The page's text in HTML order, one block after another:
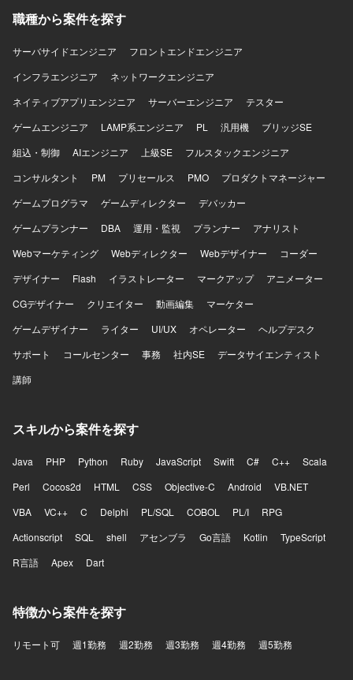
職種から案件を探す
サーバサイドエンジニア
フロントエンドエンジニア
インフラエンジニア
ネットワークエンジニア
ネイティブアプリエンジニア
サーバーエンジニア
テスター
ゲームエンジニア
LAMP系エンジニア PL 汎用機
ブリッジSE
組込・制御
AIエンジニア 上級SE
フルスタックエンジニア
コンサルタント
PM プリセールス PMO
プロダクトマネージャー
ゲームプログラマ
ゲームディレクター
デバッカー
ゲームプランナー
DBA 運用・監視 プランナー
アナリスト
Webマーケティング
Webディレクター Webデザイナー
コーダー
デザイナー
Flash イラストレーター マークアップ
アニメーター
CGデザイナー
クリエイター 動画編集
マーケター
ゲームデザイナー
ライター UI/UX オペレーター
ヘルプデスク
サポート
コールセンター 事務 社内SE
データサイエンティスト
講師
スキルから案件を探す
Java PHP Python Ruby JavaScript Swift C# C++
Scala
Perl
Cocos2d HTML CSS Objective-C Android
VB.NET
VBA
VC++ C Delphi PL/SQL COBOL PL/I
RPG
Actionscript
SQL shell アセンブラ Go言語 Kotlin
TypeScript
R言語
Apex Dart
特徴から案件を探す
リモート可 週1勤務 週2勤務 週3勤務 週4勤務 週5勤務